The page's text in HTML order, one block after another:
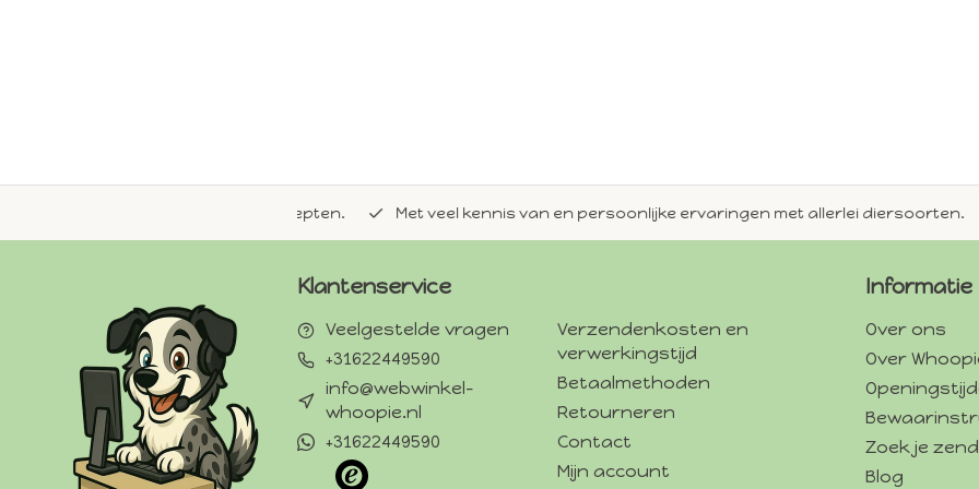
Met veel kennis van en persoonlijke ervaringen met allerlei diersoorten.
Klantenservice
Veelgestelde vragen
+31622449590
info@webwinkel-
whoopie.nl
+31622449590
Verzendenkosten en
verwerkingstijd
Betaalmethoden
Retourneren
Contact
Mijn account
Informatie
Over ons
Over
Zoek je
Blog